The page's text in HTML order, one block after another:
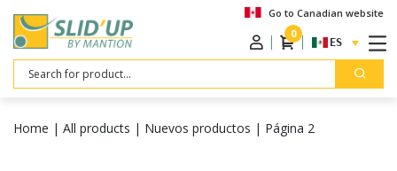
Go to Canadian website
0
ESPAÑOL
Search
Home | All products | Nuevos productos | Página 2